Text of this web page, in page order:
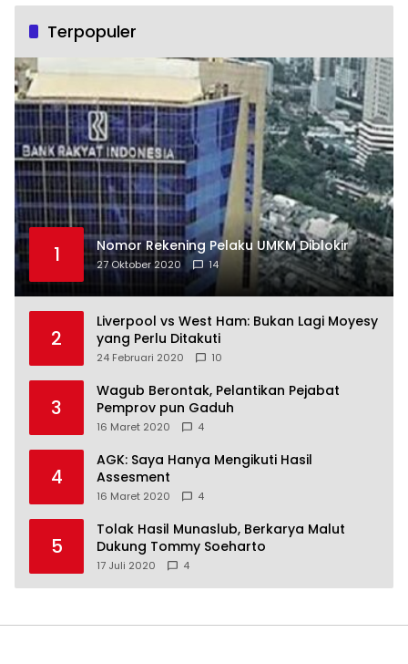
Terpopuler
1 Nomor Rekening Pelaku UMKM Diblokir
27 Oktober 2020 14
2
Liverpool vs West Ham: Bukan Lagi Moyesy
yang Perlu Ditakuti
24 Februari 2020 10
3
Wagub Berontak, Pelantikan Pejabat
Pemprov pun Gaduh
16 Maret 2020 4
4
AGK: Saya Hanya Mengikuti Hasil
Assesment
16 Maret 2020 4
5
Tolak Hasil Munaslub, Berkarya Malut
Dukung Tommy Soeharto
17 Juli 2020 4